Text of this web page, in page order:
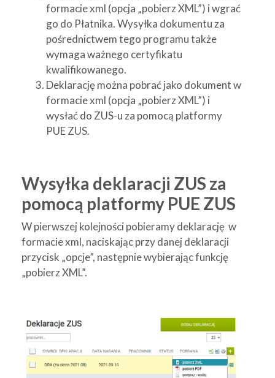
formacie xml (opcja „pobierz XML”) i wgrać
go do Płatnika. Wysyłka dokumentu za
pośrednictwem tego programu także
wymaga ważnego certyfikatu
kwalifikowanego.
Deklarację można pobrać jako dokument w
formacie xml (opcja „pobierz XML”) i
wysłać do ZUS-u za pomocą platformy
PUE ZUS.
Wysyłka deklaracji ZUS za
pomocą platformy PUE ZUS
W pierwszej kolejności pobieramy deklarację w
formacie xml, naciskając przy danej deklaracji
przycisk „opcje”, następnie wybierając funkcję
„pobierz XML”.